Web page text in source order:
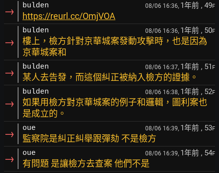
→ bulden 08/06 16:36, 1年前 , 49F
https://reurl.cc/OmjVOA
→
bulden 08/06 16:36, 1年前 , 50F
樓上，檢方針對京華城案發動攻擊時，也是因為
京華城案和
→ bulden 08/06 16:37, 1年前 , 51 F
某人去告發，而這個糾正被納入檢方的證據。
→
bulden 08/06 16:38, 1年前 , 52F
如果用檢方對京華城案的例子和邏輯，圖利案也
是成立的。
→ oue 08/06 16:39, 1年前 , 53F
監察院是糾正糾舉跟彈劾 不是檢方
→ oue 08/06 16:39, 1年前 , 54F
有問題 是讓檢方去查案 他們不是